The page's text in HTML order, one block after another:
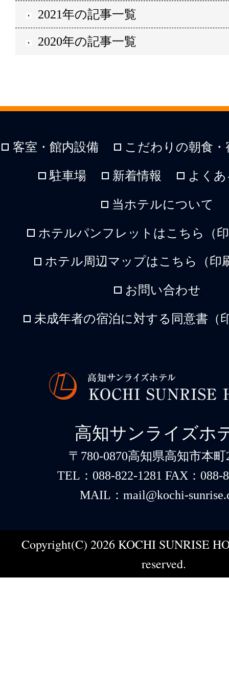
2021年の記事一覧
2020年の記事一覧
客室・館内設備 こだわりの朝食
駐車場 新着情報 よく
当ホテルについて
ホテルパンフレットはこちら（
ホテル周辺マップはこちら（印
お問い合わせ
未成年者の宿泊に対する同意書（
高知サンライズホ
〒780-0870高知県高知市本町
TEL：088-822-1281 FAX：088-
MAIL：mail@kochi-
Copyright(C) 2026 KOCHI SUNRISE
reserved.